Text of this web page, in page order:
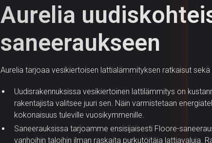
Aurelia
saneeraukseen
Aurelia tarjoaa vesikiertoisen lattialämmityksen ratkaisut sekä
Uudisrakennuksissa vesikiertoinen lattilämmitys on
rakentajista valitsee juuri sen. Näin varmistetaan
kokonaisuus tuleville vuosikymmenille.
Saneerauksissa tarjoamme ensisijaisesti Floore-
vanhoihin taloihin ilman raskaita purkutöitäja lattiavaluja.